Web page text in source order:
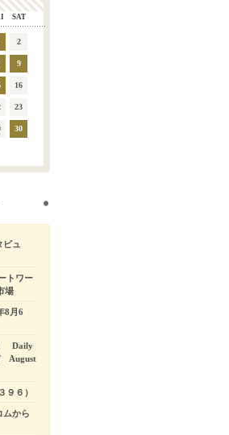
SAT
2
9
16
23
30
ュ
トワー
場
8月6
Daily
August
９６）
ムから